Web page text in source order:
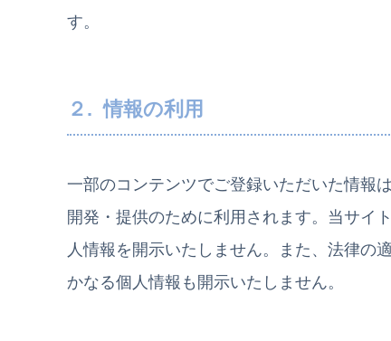
す。
２. 情報の利用
一部のコンテンツでご登録いただいた情報
開発・提供のために利用されます。当サイ
人情報を開示いたしません。また、法律の
かなる個人情報も開示いたしません。